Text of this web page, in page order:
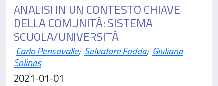
ANALISI IN UN CONTESTO CHIAVE
DELLA COMUNITÀ: SISTEMA
SCUOLA/UNIVERSITÀ
Carlo Pensavalle; Salvatore Fadda; Giuliana
Solinas
2021-01-01